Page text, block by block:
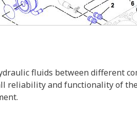
fluids between different
reliability and functionality of